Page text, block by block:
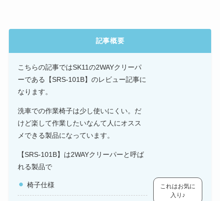
記事概要
こちらの記事ではSK11の2WAYクリーパ
ーである【SRS-101B】のレビュー記事に
なります。
洗車での作業椅子は少し使いにくい。だ
けど楽して作業したいなんて人にオスス
メできる製品になっています。
【SRS-101B】は2WAYクリーパーと呼ば
れる製品で
椅子仕様
これはお気に
入り♪